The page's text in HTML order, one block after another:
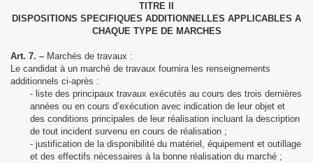
TITRE II
DISPOSITIONS SPECIFIQUES ADDITIONNELLES APPLICABLES A
CHAQUE TYPE DE MARCHES
Art. 7. – Marchés de travaux :
Le candidat à un marché de travaux fournira les renseignements
additionnels ci-après :
- liste des principaux travaux exécutés au cours des trois dernières
années ou en cours d’exécution avec indication de leur objet et
des conditions principales de leur réalisation incluant la description
de tout incident survenu en cours de réalisation ;
- justification de la disponibilité du matériel, équipement et outillage
et des effectifs nécessaires à la bonne réalisation du marché ;